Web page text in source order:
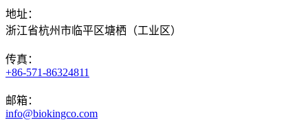
地址：
浙江省杭州市临平区塘栖（工业区）
传真：
+86-571-86324811
邮箱：
info@biokingco.com